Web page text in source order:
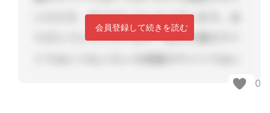
会員登録して続きを読む
0